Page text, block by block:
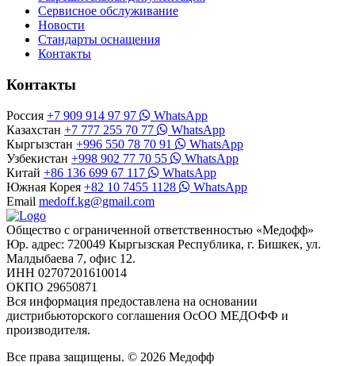
Сервисное обслуживание
Новости
Стандарты оснащения
Контакты
Контакты
Россия +7 909 914 97 97
WhatsApp
Казахстан +7 777 255 70 77
WhatsApp
Кыргызстан +996 550 78 70 91
WhatsApp
Узбекистан +998 902 77 70 55
WhatsApp
Китай +86 136 699 67 117
WhatsApp
Южная Корея +82 10 7455 1128
WhatsApp
Email medoff.kg@gmail.com
Общество с ограниченной ответственностью «Медофф»
Юр. адрес: 720049 Кыргызская Республика, г. Бишкек, ул.
Малдыбаева 7, офис 12.
ИНН 02707201610014
ОКПО 29650871
Вся информация предоставлена на основании
дистрибьюторского соглашения ОсОО МЕДОФФ и
производителя.
Все права защищены. © 2026 Медофф